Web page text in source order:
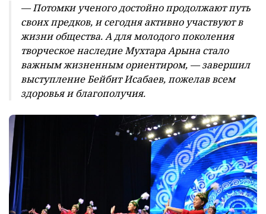
— Потомки ученого достойно продолжают путь
своих предков, и сегодня активно участвуют в
жизни общества. А для молодого поколения
творческое наследие Мухтара Арына стало
важным жизненным ориентиром, — завершил
выступление Бейбит Исабаев, пожелав всем
здоровья и благополучия.